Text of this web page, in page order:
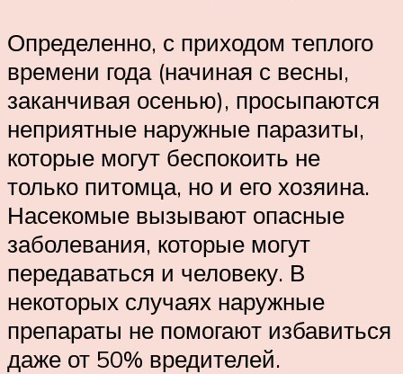
Определенно, с приходом теплого
времени года (начиная с весны,
заканчивая осенью), просыпаются
неприятные наружные паразиты,
которые могут беспокоить не
только питомца, но и его хозяина.
Насекомые вызывают опасные
заболевания, которые могут
передаваться и человеку. В
некоторых случаях наружные
препараты не помогают избавиться
даже от 50% вредителей.